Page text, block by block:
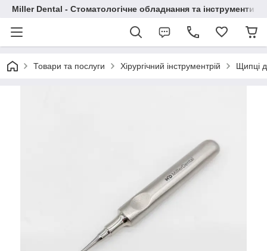
Miller Dental - Стоматологічне обладнання та інструменти
Товари та послуги Хірургічний інструментрій Щипці